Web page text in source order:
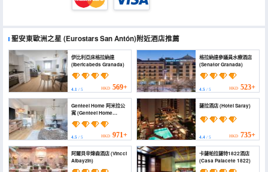
聖安東歐洲之星(Eurostars San Antón)附近酒店推薦
伊比利亞床格拉納達
(Ibericabeds Granada)
4.1 / 5 HKD 569+
格拉納達參議員水療酒店
(Senator Granada)
4.5/ 5 HKD 523+
Genteel Home 阿米拉公
寓 (Genteel Home
Amira)
4.5 / 5 HKD 971+
薩拉酒店 (Hotel Saray)
4.4/ 5 HKD 735+
阿爾貝辛煒森酒店 (Vincci
Albayzin)
卡薩帕拉薩特1822酒店
(Casa Palacete 1822)